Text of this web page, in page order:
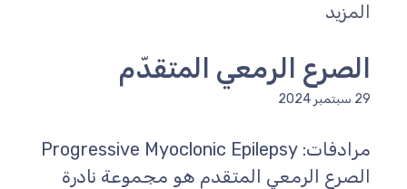
المزيد
الصرع الرمعي المتقدّم
29 سبتمبر 2024
مرادفات: Progressive Myoclonic Epilepsy
الصرع الرمعي المتقدم هو مجموعة نادرة